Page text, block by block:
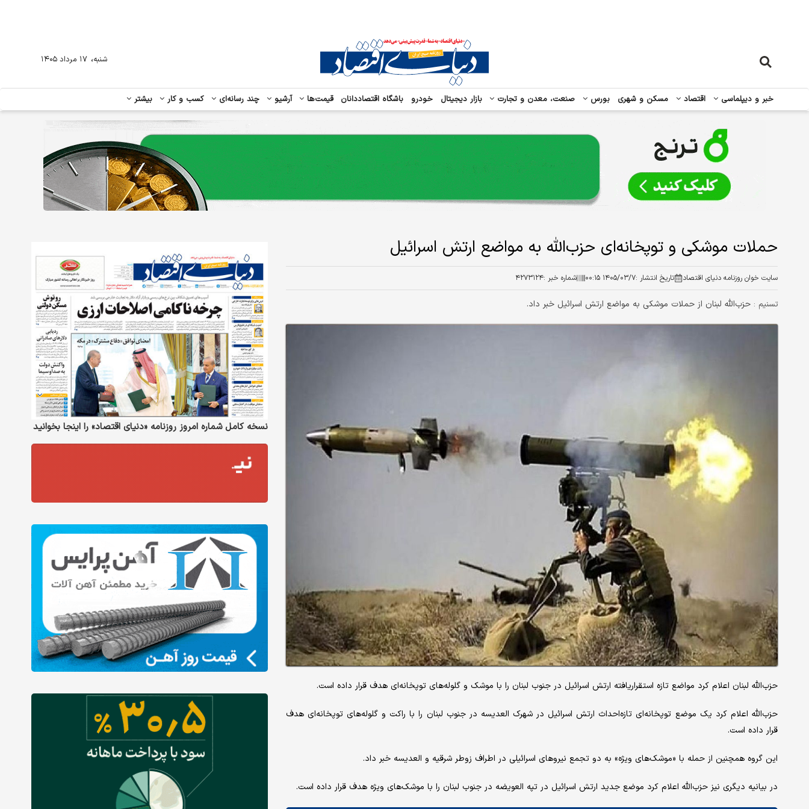
خبر و دیپلماسی اقتصاد مسکن و شهری بورس صنعت، معدن و تجارت بازار دیجیتال خودرو باشگاه اقتصاددانان قیمت‌ها آرشیو چند رسانه‌ای کسب و کار بیشتر
شنبه، ۱۷ مرداد ۱۴۰۵
حملات موشکی و توپخانه‌ای حزب‌الله به مواضع ارتش اسرائیل
سایت خوان روزنامه دنیای اقتصاد تاریخ انتشار :۱۴۰۵/۰۳/۷ ۰۰:۱۵ شماره خبر :۴۲۷۳۱۲۴
تسنیم : حزب‌الله لبنان از حملات موشکی به مواضع ارتش اسرائیل خبر داد.
حزب‌الله لبنان اعلام کرد مواضع تازه‌ استقرار‌یافته ارتش اسرائیل در جنوب لبنان را با موشک و گلوله‌های توپخانه‌ای هدف قرار داده است.
حزب‌الله اعلام کرد یک موضع توپخانه‌ای تازه‌احداث ارتش اسرائیل در شهرک العدیسه در جنوب لبنان را با راکت و گلوله‌های توپخانه‌ای هدف
قرار داده است.
این گروه همچنین از حمله با «موشک‌های ویژه» به دو تجمع نیروهای اسرائیلی در اطراف زوطر شرقیه و العدیسه خبر داد.
در بیانیه دیگری نیز حزب‌الله اعلام کرد موضع جدید ارتش اسرائیل در تپه العویضه در جنوب لبنان را با موشک‌های ویژه هدف قرار داده است.
نسخه کامل شماره امروز روزنامه «دنیای‌ اقتصاد» را اینجا بخوانید